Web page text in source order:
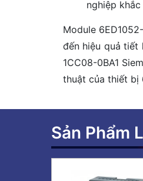
nghiệp
Module
đến hiệu quả tiết
1CC08-0BA1
thuật của thiết bị
Sản Phẩm